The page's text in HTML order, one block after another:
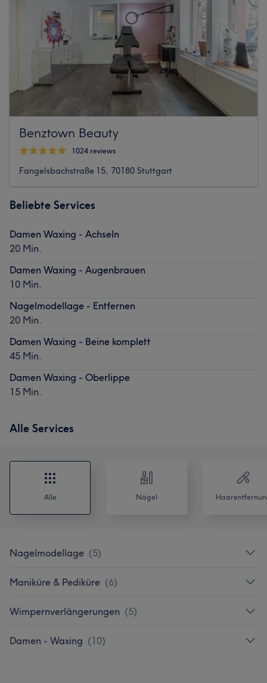
Benztown Beauty
1024 reviews
Fangelsbachstraße 15, 70180 Stuttgart
Beliebte Services
Damen Waxing - Achseln
20 Min.
Damen Waxing - Augenbrauen
10 Min.
Nagelmodellage - Entfernen
20 Min.
Damen Waxing - Beine komplett
45 Min.
Damen Waxing - Oberlippe
15 Min.
Alle Services
Alle Nägel
Nagelmodellage (5)
Maniküre & Pediküre (6)
Wimpernverlängerungen (5)
Damen - Waxing (10)